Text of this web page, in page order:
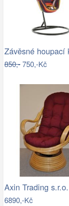
850,-750,-Kč
6890,-Kč